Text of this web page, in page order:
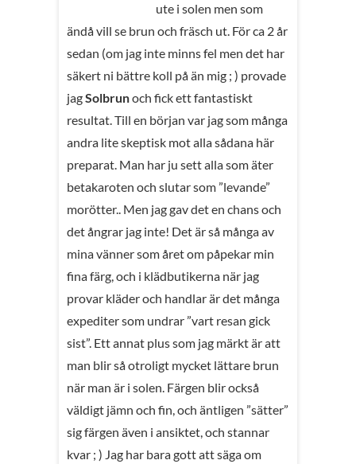
ute i solen men som
ändå vill se brun och fräsch ut. För ca 2 år
sedan (om jag inte minns fel men det har
säkert ni bättre koll på än mig ; ) provade
jagSolbrunoch fick ett fantastiskt
resultat. Till en början var jag som många
andra lite skeptisk mot alla sådana här
preparat. Man har ju sett alla som äter
betakaroten och slutar som ”levande”
morötter.. Men jag gav det en chans och
det ångrar jag inte! Det är så många av
mina vänner som året om påpekar min
fina färg, och i klädbutikerna när jag
provar kläder och handlar är det många
expediter som undrar ”vart resan gick
sist”. Ett annat plus som jag märkt är att
man blir så otroligt mycket lättare brun
när man är i solen. Färgen blir också
väldigt jämn och fin, och äntligen ”sätter”
sig färgen även i ansiktet, och stannar
kvar ; ) Jag har bara gott att säga om